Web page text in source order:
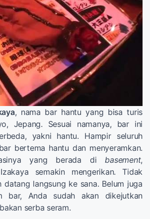
, nama bar hantu yang bisa turis
Jepang. Sesuai namanya, bar ini
yakni hantu. Hampir seluruh
bertema hantu dan menyeramkan.
yang berada di basement,
semakin mengerikan. Tidak
datang langsung ke sana. Belum juga
bar, Anda sudah akan dikejutkan
serba seram.